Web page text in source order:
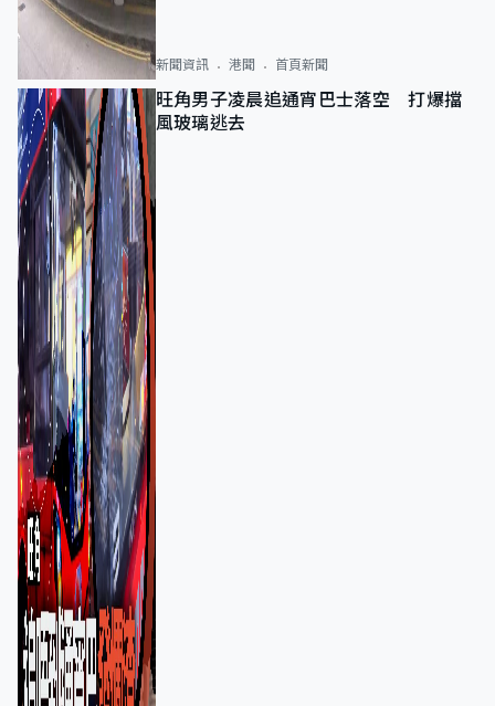
新聞資訊 港聞 首頁新聞
旺角男子凌晨追通宵巴士落空 打爆擋
風玻璃逃去